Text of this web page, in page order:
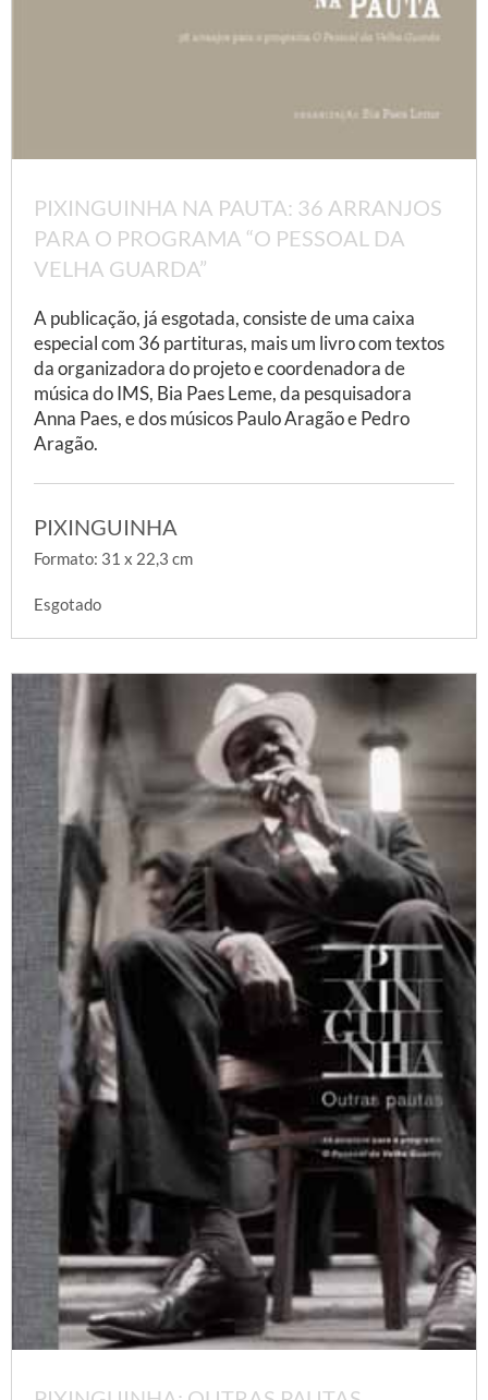
PIXINGUINHA NA PAUTA: 36 ARRANJOS
PARA O PROGRAMA “O PESSOAL DA
VELHA GUARDA”
A publicação, já esgotada, consiste de uma caixa
especial com 36 partituras, mais um livro com textos
da organizadora do projeto e coordenadora de
música do IMS, Bia Paes Leme, da pesquisadora
Anna Paes, e dos músicos Paulo Aragão e Pedro
Aragão.
PIXINGUINHA
Formato: 31 x 22,3 cm
Esgotado